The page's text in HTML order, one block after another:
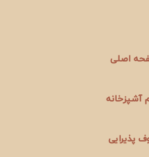
اصلی
آشپزخانه
پذیرایی